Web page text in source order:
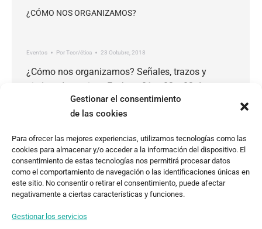
Gestionar el consentimiento
de las cookies
Para ofrecer las mejores experiencias, utilizamos tecnologías como las
cookies para almacenar y/o acceder a la información del dispositivo. El
consentimiento de estas tecnologías nos permitirá procesar datos
como el comportamiento de navegación o las identificaciones únicas en
este sitio. No consentir o retirar el consentimiento, puede afectar
negativamente a ciertas características y funciones.
Gestionar los servicios
¿CÓMO NOS ORGANIZAMOS?
Eventos PorTeor/ética 23 Octubre, 2018
¿Cómo nos organizamos? Señales, trazos y
piedras de tropiezo Fechas: 01 – 02 y 03 de
noviembre Tenemos muchas preguntas. El cómo y
el para qué nos organizamos, son recurrentes.
organizamos es recurrente. ¿Cómo y para qué?
Señales, trazos y piedras de tropiezo son tres días
de charlas, peli, talleres…